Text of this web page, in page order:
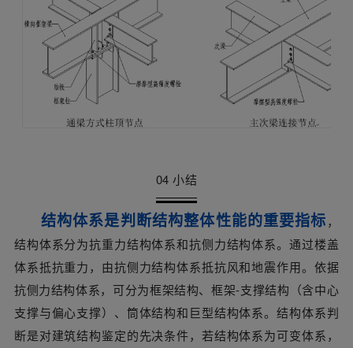
04 小结
结构体系是判断结构整体性能的重要指标，
结构体系分为抗重力结构体系和抗侧力结构体系。通过楼盖
体系抵抗重力，由抗侧力结构体系抵抗风和地震作用。依据
抗侧力结构体系，可分为框架结构、框架-支撑结构（含中心
支撑与偏心支撑）、筒体结构和巨型结构体系。结构体系判
断是对建筑结构鉴定的先决条件，若结构体系为可变体系，